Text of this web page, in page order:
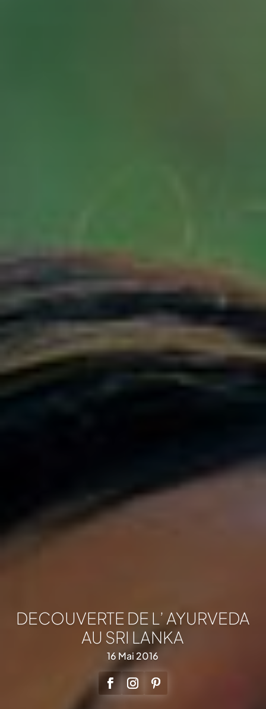
DECOUVERTE DE L’ AYURVEDA
AU SRI LANKA
16 Mai 2016